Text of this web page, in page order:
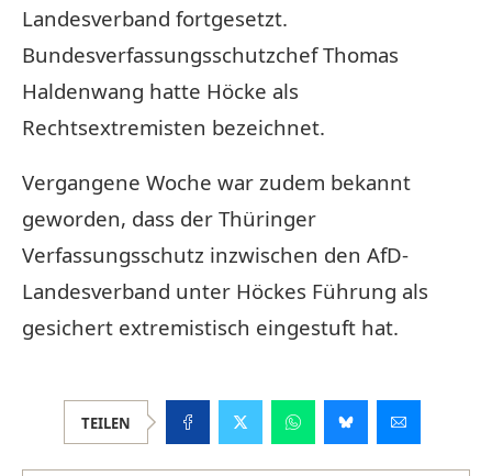
Landesverband fortgesetzt.
Bundesverfassungsschutzchef Thomas
Haldenwang hatte Höcke als
Rechtsextremisten bezeichnet.
Vergangene Woche war zudem bekannt
geworden, dass der Thüringer
Verfassungsschutz inzwischen den AfD-
Landesverband unter Höckes Führung als
gesichert extremistisch eingestuft hat.
TEILEN